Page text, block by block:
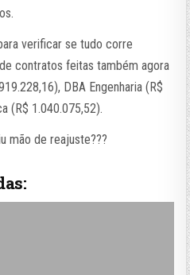
verificar se tudo corre
contratos feitas também agora
DBA Engenharia (R$
(R$ 1.040.075,52).
mão de reajuste???